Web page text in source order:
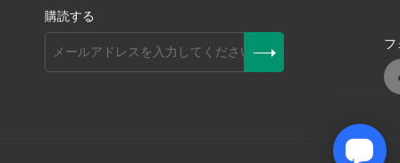
購読する
フ